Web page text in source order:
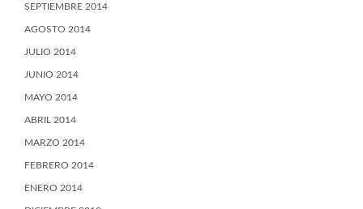
SEPTIEMBRE 2014
AGOSTO 2014
JULIO 2014
JUNIO 2014
MAYO 2014
ABRIL 2014
MARZO 2014
FEBRERO 2014
ENERO 2014